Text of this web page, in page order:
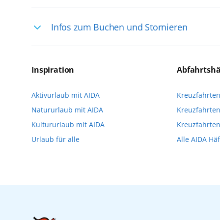
selten, sodass dort englischsprachige
das Reiseerlebnis
Infos zum Buchen und Stornieren
Reservierungsanfrage über aida.de/
Verfügung stehen. Deshalb empfehlen
vorzunehmen.
Inspiration
Aktivurlaub mit AIDA
Natururlaub mit AIDA
Kultururlaub mit AIDA
Urlaub für alle
Alle AIDA